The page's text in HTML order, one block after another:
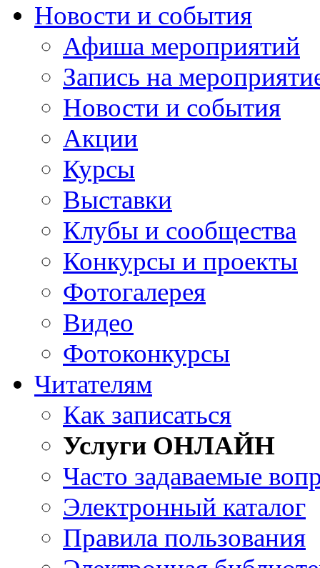
Новости и события
Афиша мероприятий
Запись на
Новости и события
Акции
Курсы
Выставки
Клубы и сообщества
Конкурсы и проекты
Фотогалерея
Видео
Фотоконкурсы
Читателям
Как записаться
Услуги ОНЛАЙН
Часто задаваемые
Электронный каталог
Правила пользования